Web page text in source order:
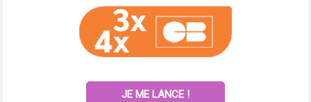
JE ME LANCE !